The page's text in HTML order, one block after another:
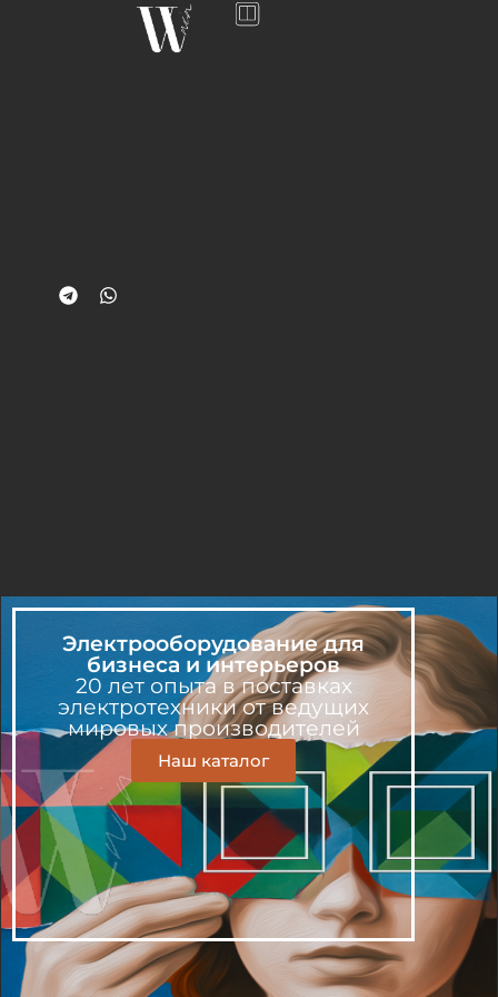
Электрооборудование для
бизнеса и интерьеров
20 лет опыта в поставках
электротехники от ведущих
мировых производителей
Наш каталог